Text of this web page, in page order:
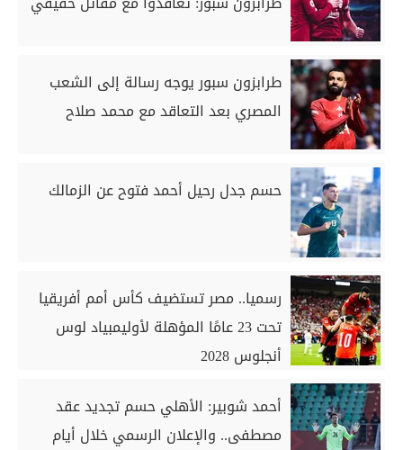
طرابزون سبور يوجه رسالة إلى الشعب
المصري بعد التعاقد مع محمد صلاح
حسم جدل رحيل أحمد فتوح عن الزمالك
رسميا.. مصر تستضيف كأس أمم أفريقيا
تحت 23 عامًا المؤهلة لأوليمبياد لوس
أنجلوس 2028
أحمد شوبير: الأهلي حسم تجديد عقد
مصطفى.. والإعلان الرسمي خلال أيام